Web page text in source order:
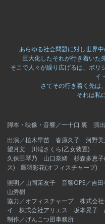
あらゆる社会問題に対し世界
巨大化したそれが行き着いた
そこで人々が繰り広げるは、ボリ
イ
さてその行き着く先は
それは私
脚本・映像・音響／一十口 裏 演
出演／植木早苗 春原久子 河野
望月文 川端さくら(乙女装置)
久保田琴乃 山口奈緒 杉森多恵子
ス) 鷹羽彩花(オフィスチャープ)
照明／山岡茉友子 音響OPE／吉
山秀樹
協力／オフィスチャープ 株式会
イ 株式会社アリエス 坂本晃子
制作／げんこつ団事務所